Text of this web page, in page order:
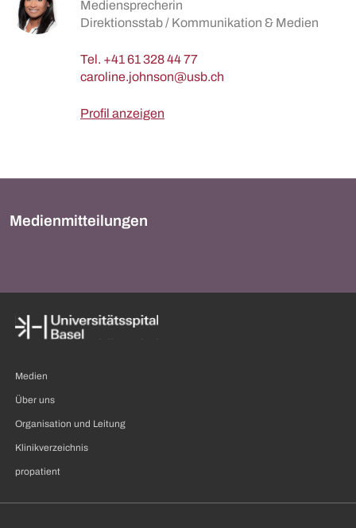
Mediensprecherin
Direktionsstab / Kommunikation & Medien
Tel. +41 61 328 44 77
Profil anzeigen
Medienmitteilungen
Medien
Über uns
Organisation und Leitung
Klinikverzeichnis
propatient